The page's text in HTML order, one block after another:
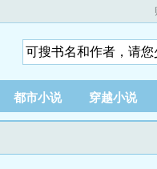
都市小说 穿越小说